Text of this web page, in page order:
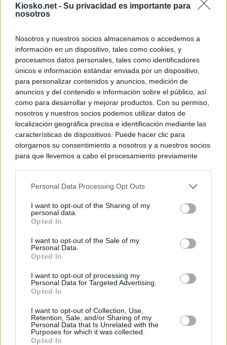
Kiosko.net - Su privacidad es importante para
nosotros
Nosotros y nuestros socios almacenamos o accedemos a
información en un dispositivo, tales como cookies, y
procesamos datos personales, tales como identificadores
únicos e información estándar enviada por un dispositivo,
para personalizar contenidos y anuncios, medición de
anuncios y del contenido e información sobre el público, así
como para desarrollar y mejorar productos. Con su permiso,
nosotros y nuestros socios podemos utilizar datos de
localización geográfica precisa e identificación mediante las
características de dispositivos. Puede hacer clic para
otorgarnos su consentimiento a nosotros y a nuestros socios
para que llevemos a cabo el procesamiento previamente
negar su consentimiento. Tenga en cuenta que algún
de su consentimiento, pero usted tiene el derecho de
rechazar tal procesamiento. Sus preferencias se aplicarán
cualquier momento entrando de nuevo en este sitio web o
visitando nuestra política de privacidad.
Personal Data Processing Opt Outs
I want to opt-out of the Sharing of my
personal data.
Opted In
I want to opt-out of the Sale of my
Personal Data.
Opted In
I want to opt-out of processing my
Personal Data for Targeted Advertising.
Opted In
I want to opt-out of Collection, Use,
Retention, Sale, and/or Sharing of my
Personal Data that Is Unrelated with the
Purposes for which it was collected.
Opted In